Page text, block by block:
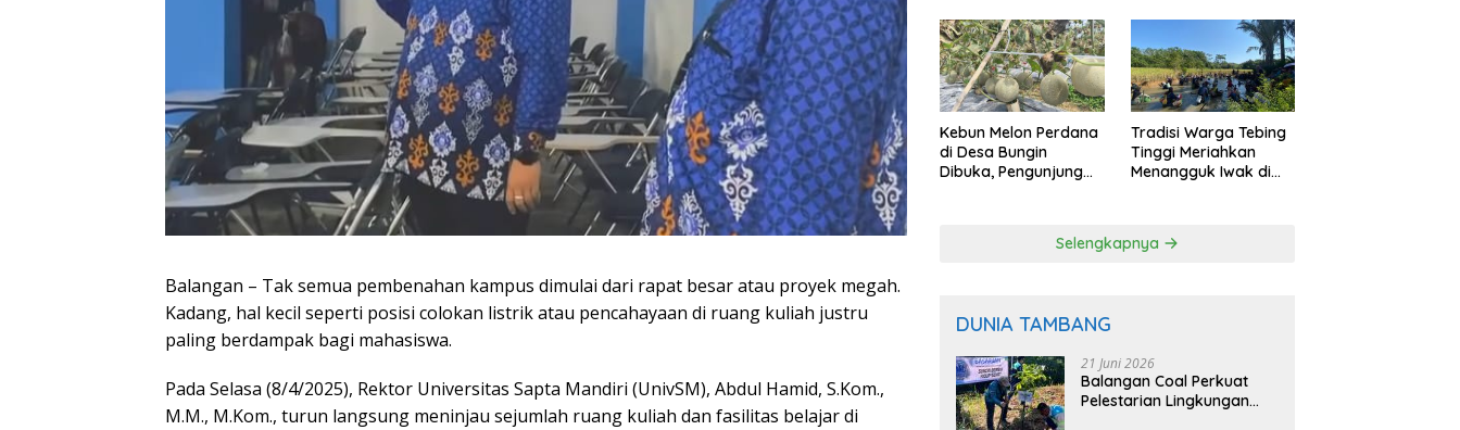
Balangan – Tak semua pembenahan kampus dimulai dari rapat besar atau proyek megah.
Kadang, hal kecil seperti posisi colokan listrik atau pencahayaan di ruang kuliah justru
paling berdampak bagi mahasiswa.
Pada Selasa (8/4/2025), Rektor Universitas Sapta Mandiri (UnivSM), Abdul Hamid, S.Kom.,
M.M., M.Kom., turun langsung meninjau sejumlah ruang kuliah dan fasilitas belajar di
Kebun Melon Perdana
di Desa Bungin
Dibuka, Pengunjung
Tradisi Warga Tebing
Tinggi Meriahkan
Menangguk Iwak di
Selengkapnya
DUNIA TAMBANG
21 Juni 2026
Balangan Coal Perkuat
Pelestarian Lingkungan